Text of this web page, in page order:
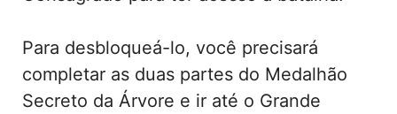
Para desbloqueá-lo, você precisará
completar as duas partes do Medalhão
Secreto da Árvore e ir até o Grande